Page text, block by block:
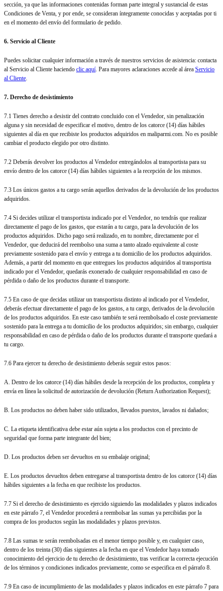
sección, ya que las informaciones contenidas forman parte integral y sustancial de estas
Condiciones de Venta, y por ende, se consideran íntegramente conocidas y aceptadas por ti
en el momento del envío del formulario de pedido.
6. Servicio al Cliente
Puedes solicitar cualquier información a través de nuestros servicios de asistencia: contacta
al Servicio al Cliente haciendo clic aquí. Para mayores aclaraciones accede al área Servicio
al Cliente.
7. Derecho de desistimiento
7.1 Tienes derecho a desistir del contrato concluido con el Vendedor, sin penalización
alguna y sin necesidad de especificar el motivo, dentro de los catorce (14) días hábiles
siguientes al día en que recibiste los productos adquiridos en maliparmi.com. No es posible
cambiar el producto elegido por otro distinto.
7.2 Deberás devolver los productos al Vendedor entregándolos al transportista para su
envío dentro de los catorce (14) días hábiles siguientes a la recepción de los mismos.
7.3 Los únicos gastos a tu cargo serán aquellos derivados de la devolución de los productos
adquiridos.
7.4 Si decides utilizar el transportista indicado por el Vendedor, no tendrás que realizar
directamente el pago de los gastos, que estarán a tu cargo, para la devolución de los
productos adquiridos. Dicho pago será realizado, en tu nombre, directamente por el
Vendedor, que deducirá del reembolso una suma a tanto alzado equivalente al coste
previamente sostenido para el envío y entrega a tu domicilio de los productos adquiridos.
Además, a partir del momento en que entregues los productos adquiridos al transportista
indicado por el Vendedor, quedarás exonerado de cualquier responsabilidad en caso de
pérdida o daño de los productos durante el transporte.
7.5 En caso de que decidas utilizar un transportista distinto al indicado por el Vendedor,
deberás efectuar directamente el pago de los gastos, a tu cargo, derivados de la devolución
de los productos adquiridos. En este caso también te será reembolsado el coste previamente
sostenido para la entrega a tu domicilio de los productos adquiridos; sin embargo, cualquier
responsabilidad en caso de pérdida o daño de los productos durante el transporte quedará a
tu cargo.
7.6 Para ejercer tu derecho de desistimiento deberás seguir estos pasos:
A. Dentro de los catorce (14) días hábiles desde la recepción de los productos, completa y
envía en línea la solicitud de autorización de devolución (Return Authorization Request);
B. Los productos no deben haber sido utilizados, llevados puestos, lavados ni dañados;
C. La etiqueta identificativa debe estar aún sujeta a los productos con el precinto de
seguridad que forma parte integrante del bien;
D. Los productos deben ser devueltos en su embalaje original;
E. Los productos devueltos deben entregarse al transportista dentro de los catorce (14) días
hábiles siguientes a la fecha en que recibiste los productos.
7.7 Si el derecho de desistimiento es ejercido siguiendo las modalidades y plazos indicados
en este párrafo 7, el Vendedor procederá a reembolsar las sumas ya percibidas por la
compra de los productos según las modalidades y plazos previstos.
7.8 Las sumas te serán reembolsadas en el menor tiempo posible y, en cualquier caso,
dentro de los treinta (30) días siguientes a la fecha en que el Vendedor haya tomado
conocimiento del ejercicio de tu derecho de desistimiento, tras verificar la correcta ejecución
de los términos y condiciones indicados previamente, como se especifica en el párrafo 8.
7.9 En caso de incumplimiento de las modalidades y plazos indicados en este párrafo 7 para